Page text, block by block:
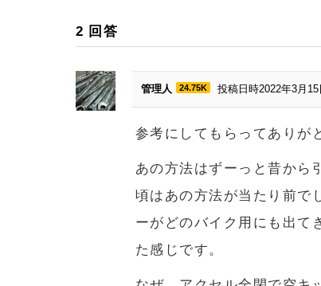
2 回答
管理人 24.75K 投稿日時2022年3月15
参考にしてもらってありが
あの方法はずーっと昔から
頃はあの方法が当たり前で
ーがどのバイク用にも出て
た感じです。